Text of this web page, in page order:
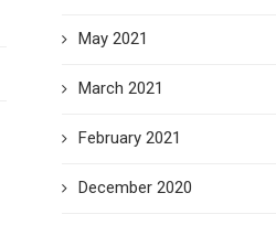
May 2021
March 2021
February 2021
December 2020